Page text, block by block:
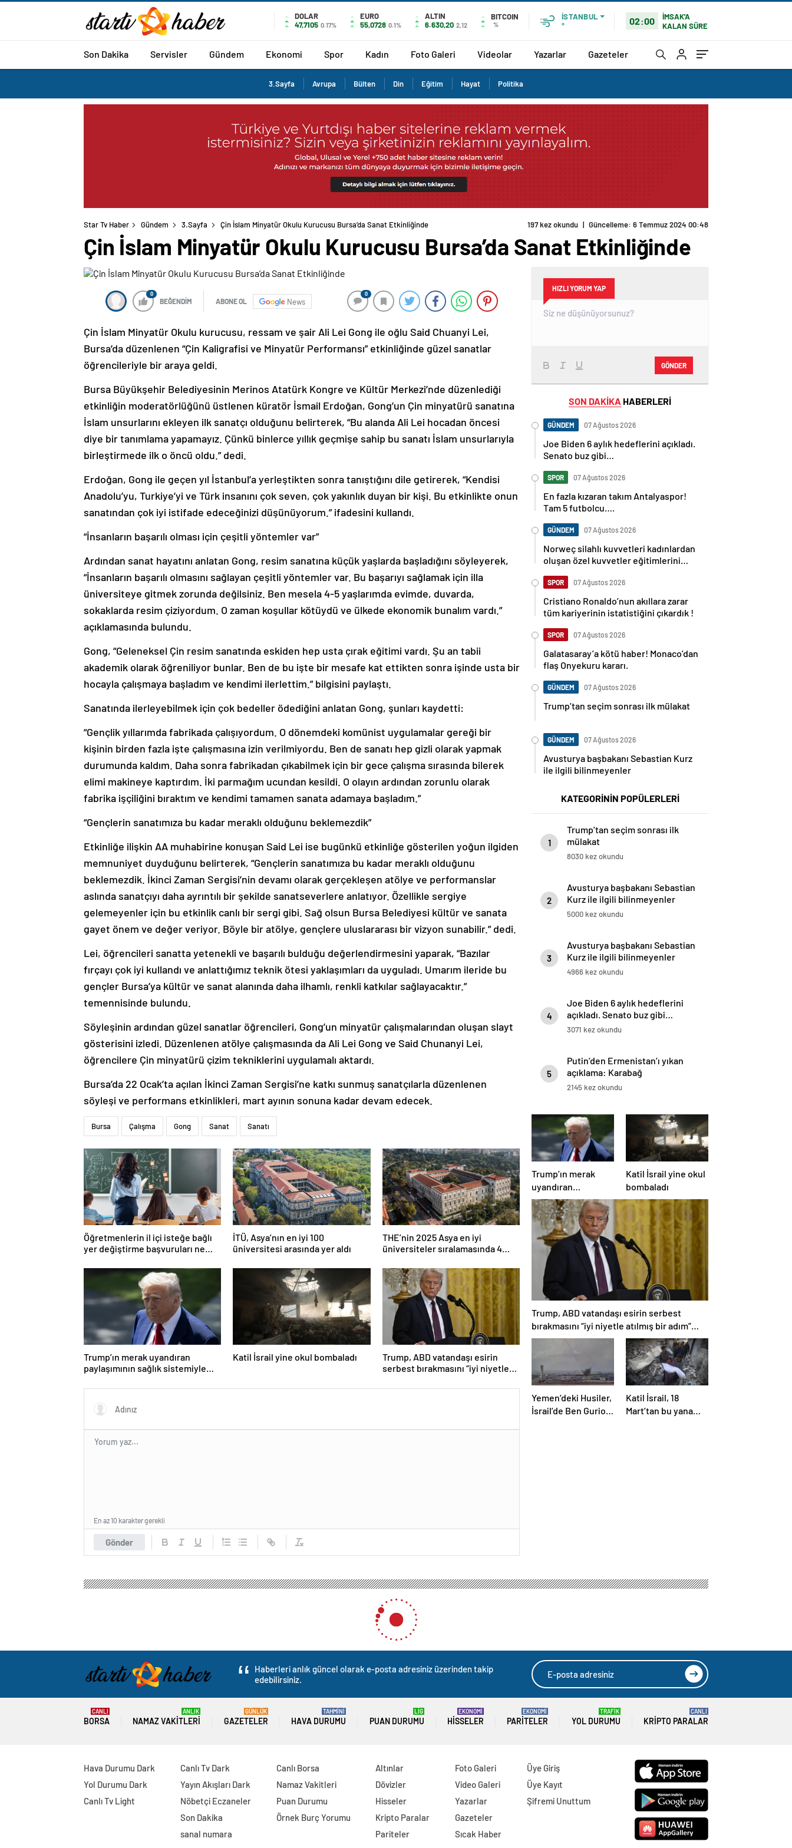
DOLAR
47,7105 0.17%
EURO
55,0728 0.1%
ALTIN
6.630,20 2,12
BITCOIN
%
İSTANBUL
°
02:00
İMSAK'A
KALAN SÜRE
Son Dakika Servisler Gündem Ekonomi Spor Kadın Foto Galeri Videolar Yazarlar Gazeteler
3.Sayfa Avrupa Bülten Din Eğitim Hayat Politika
Star Tv Haber Gündem 3.Sayfa Çin İslam Minyatür Okulu Kurucusu Bursa’da Sanat Etkinliğinde 197 kez okundu | Güncelleme: 6 Temmuz 2024 00:48
Çin İslam Minyatür Okulu Kurucusu Bursa’da Sanat Etkinliğinde
0
BEĞENDİM ABONE OL News
0
Çin İslam Minyatür Okulu kurucusu, ressam ve şair Ali Lei Gong ile oğlu Said Chuanyi Lei,
Bursa’da düzenlenen “Çin Kaligrafisi ve Minyatür Performansı” etkinliğinde güzel sanatlar
öğrencileriyle bir araya geldi.
Bursa Büyükşehir Belediyesinin Merinos Atatürk Kongre ve Kültür Merkezi’nde düzenlediği
etkinliğin moderatörlüğünü üstlenen küratör İsmail Erdoğan, Gong’un Çin minyatürü sanatına
İslam unsurlarını ekleyen ilk sanatçı olduğunu belirterek, “Bu alanda Ali Lei hocadan öncesi
diye bir tanımlama yapamayız. Çünkü binlerce yıllık geçmişe sahip bu sanatı İslam unsurlarıyla
birleştirmede ilk o öncü oldu.” dedi.
Erdoğan, Gong ile geçen yıl İstanbul’a yerleştikten sonra tanıştığını dile getirerek, “Kendisi
Anadolu’yu, Turkiye’yi ve Türk insanını çok seven, çok yakınlık duyan bir kişi. Bu etkinlikte onun
sanatından çok iyi istifade edeceğinizi düşünüyorum.” ifadesini kullandı.
“İnsanların başarılı olması için çeşitli yöntemler var”
Ardından sanat hayatını anlatan Gong, resim sanatına küçük yaşlarda başladığını söyleyerek,
“İnsanların başarılı olmasını sağlayan çeşitli yöntemler var. Bu başarıyı sağlamak için illa
üniversiteye gitmek zorunda değilsiniz. Ben mesela 4-5 yaşlarımda evimde, duvarda,
sokaklarda resim çiziyordum. O zaman koşullar kötüydü ve ülkede ekonomik bunalım vardı.”
açıklamasında bulundu.
Gong, “Geleneksel Çin resim sanatında eskiden hep usta çırak eğitimi vardı. Şu an tabii
akademik olarak öğreniliyor bunlar. Ben de bu işte bir mesafe kat ettikten sonra işinde usta bir
hocayla çalışmaya başladım ve kendimi ilerlettim.” bilgisini paylaştı.
Sanatında ilerleyebilmek için çok bedeller ödediğini anlatan Gong, şunları kaydetti:
“Gençlik yıllarımda fabrikada çalışıyordum. O dönemdeki komünist uygulamalar gereği bir
kişinin birden fazla işte çalışmasına izin verilmiyordu. Ben de sanatı hep gizli olarak yapmak
durumunda kaldım. Daha sonra fabrikadan çıkabilmek için bir gece çalışma sırasında bilerek
elimi makineye kaptırdım. İki parmağım ucundan kesildi. O olayın ardından zorunlu olarak
fabrika işçiliğini bıraktım ve kendimi tamamen sanata adamaya başladım.”
“Gençlerin sanatımıza bu kadar meraklı olduğunu beklemezdik”
Etkinliğe ilişkin AA muhabirine konuşan Said Lei ise bugünkü etkinliğe gösterilen yoğun ilgiden
memnuniyet duyduğunu belirterek, “Gençlerin sanatımıza bu kadar meraklı olduğunu
beklemezdik. İkinci Zaman Sergisi’nin devamı olarak gerçekleşen atölye ve performanslar
aslında sanatçıyı daha ayrıntılı bir şekilde sanatseverlere anlatıyor. Özellikle sergiye
gelemeyenler için bu etkinlik canlı bir sergi gibi. Sağ olsun Bursa Belediyesi kültür ve sanata
gayet önem ve değer veriyor. Böyle bir atölye, gençlere uluslararası bir vizyon sunabilir.” dedi.
Lei, öğrencileri sanatta yetenekli ve başarılı bulduğu değerlendirmesini yaparak, “Bazılar
fırçayı çok iyi kullandı ve anlattığımız teknik ötesi yaklaşımları da uyguladı. Umarım ileride bu
gençler Bursa’ya kültür ve sanat alanında daha ilhamlı, renkli katkılar sağlayacaktır.”
temennisinde bulundu.
Söyleşinin ardından güzel sanatlar öğrencileri, Gong’un minyatür çalışmalarından oluşan slayt
gösterisini izledi. Düzenlenen atölye çalışmasında da Ali Lei Gong ve Said Chunanyi Lei,
öğrencilere Çin minyatürü çizim tekniklerini uygulamalı aktardı.
Bursa’da 22 Ocak’ta açılan İkinci Zaman Sergisi’ne katkı sunmuş sanatçılarla düzenlenen
söyleşi ve performans etkinlikleri, mart ayının sonuna kadar devam edecek.
Bursa Çalışma Gong Sanat Sanatı
Öğretmenlerin il içi isteğe bağlı
yer değiştirme başvuruları ne
İTÜ, Asya’nın en iyi 100
üniversitesi arasında yer aldı
THE’nin 2025 Asya en iyi
üniversiteler sıralamasında 4
Trump’ın merak uyandıran
paylaşımının sağlık sistemiyle
Katil İsrail yine okul bombaladı
Trump, ABD vatandaşı esirin
serbest bırakmasını “iyi niyetle
değerlendirdi
Gönder
En az 10 karakter gerekli
HIZLI YORUM YAP
GÖNDER
SON DAKİKA HABERLERİ
GÜNDEM 07 Ağustos 2026
Joe Biden 6 aylık hedeflerini açıkladı.
Senato buz gibi…
SPOR 07 Ağustos 2026
En fazla kızaran takım Antalyaspor!
Tam 5 futbolcu….
GÜNDEM 07 Ağustos 2026
Norweç silahlı kuvvetleri kadınlardan
oluşan özel kuvvetler eğitimlerini
SPOR 07 Ağustos 2026
Cristiano Ronaldo’nun akıllara zarar
tüm kariyerinin istatistiğini çıkardık !
SPOR 07 Ağustos 2026
Galatasaray’a kötü haber! Monaco’dan
flaş Onyekuru kararı.
GÜNDEM 07 Ağustos 2026
Trump’tan seçim sonrası ilk mülakat
GÜNDEM 07 Ağustos 2026
Avusturya başbakanı Sebastian Kurz
ile ilgili bilinmeyenler
KATEGORİNİN POPÜLERLERİ
1
Trump’tan seçim sonrası ilk
mülakat
8030 kez okundu
2
Avusturya başbakanı Sebastian
Kurz ile ilgili bilinmeyenler
5000 kez okundu
3
Avusturya başbakanı Sebastian
Kurz ile ilgili bilinmeyenler
4966 kez okundu
4
Joe Biden 6 aylık hedeflerini
açıkladı. Senato buz gibi…
3071 kez okundu
5
Putin’den Ermenistan’ı yıkan
açıklama: Karabağ
Azerbaycan’ın ayrılmaz bir
2145 kez okundu
Trump’ın merak
uyandıran
paylaşımının sağlık
sistemiyle ilgili
kararname olduğu
anlaşıldı
Katil İsrail yine okul
bombaladı
Trump, ABD vatandaşı esirin serbest
bırakmasını “iyi niyetle atılmış bir adım”
olarak değerlendirdi
Yemen’deki Husiler,
İsrail’de Ben Gurion
Katil İsrail, 18
Mart’tan bu yana
Haberleri anlık güncel olarak e-posta adresiniz üzerinden takip
edebilirsiniz.
BORSA
CANLI
NAMAZ VAKITLERI
ANLIK
GAZETELER
GÜNLÜK
HAVA DURUMU
TAHMİNİ
PUAN DURUMU
LİG
HISSELER
EKONOMİ
PARITELER
EKONOMİ
YOL DURUMU
TRAFİK
KRIPTO PARALAR
CANLI
Hava Durumu Dark
Yol Durumu Dark
Canlı Tv Light
Canlı Tv Dark
Yayın Akışları Dark
Nöbetçi Eczaneler
Son Dakika
sanal numara
Canlı Borsa
Namaz Vakitleri
Puan Durumu
Örnek Burç Yorumu
Altınlar
Dövizler
Hisseler
Kripto Paralar
Pariteler
Foto Galeri
Video Galeri
Yazarlar
Gazeteler
Sıcak Haber
Üye Giriş
Üye Kayıt
Şifremi Unuttum